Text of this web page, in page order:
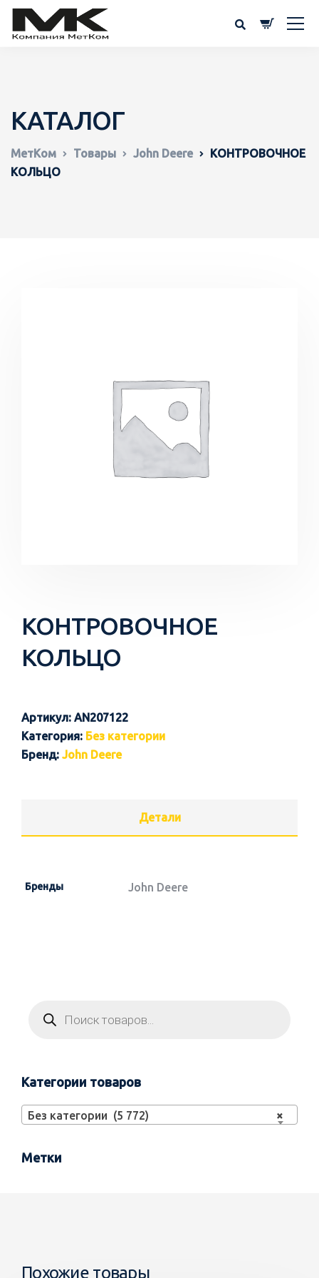
КАТАЛОГ
МетКом Товары John Deere
КОНТРОВОЧНОЕ
КОЛЬЦО
КОНТРОВОЧНОЕ
КОЛЬЦО
Артикул: AN207122
Категория: Без категории
Бренд: John Deere
Детали
Бренды John Deere
Категории товаров
×
Без категории (5 772)
Метки
Похожие товары